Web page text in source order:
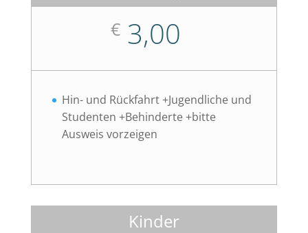
€ 3,00
Hin- und Rückfahrt +Jugendliche und
Studenten +Behinderte +bitte
Ausweis vorzeigen
Kinder